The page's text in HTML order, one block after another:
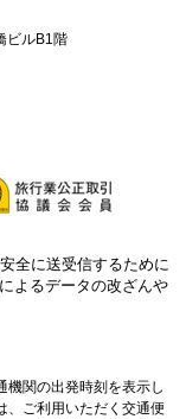
ビルB1階
全に送受信するために
よるデータの改ざんや
機関の出発時刻を表示し
、ご利用いただく交通便